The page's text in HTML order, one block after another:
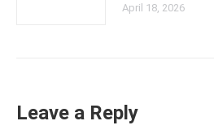
April 18, 2026
Leave a Reply